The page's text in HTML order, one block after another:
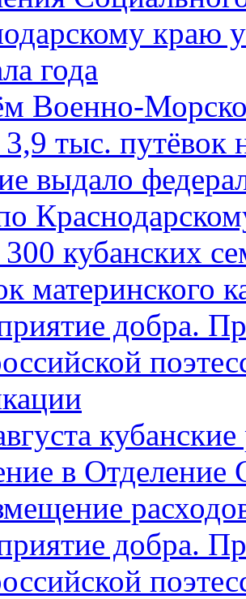
краю
года
Военно-
тыс. путёвок
выдало
кубанских
материнского
добра.
в
добра.